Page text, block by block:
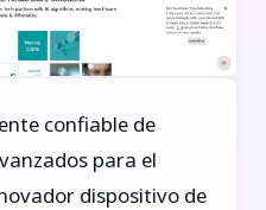
confiable de
para el
dispositivo de